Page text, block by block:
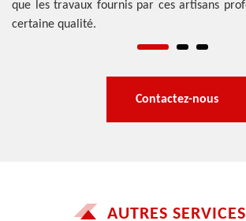
que les travaux fournis par ces artisans
certaine qualité.
Contactez-nous
AUTRES SERVICES